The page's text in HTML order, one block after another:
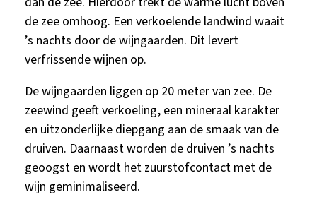
de zee omhoog. Een verkoelende landwind waait
’s nachts door de wijngaarden. Dit levert
verfrissende wijnen op.
De wijngaarden liggen op 20 meter van zee. De
zeewind geeft verkoeling, een mineraal karakter
en uitzonderlijke diepgang aan de smaak van de
druiven. Daarnaast worden de druiven ’s nachts
geoogst en wordt het zuurstofcontact met de
wijn geminimaliseerd.